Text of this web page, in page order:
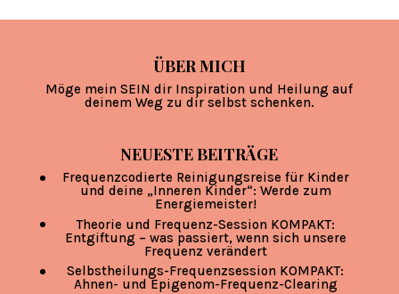
ÜBER MICH
Möge mein SEIN dir Inspiration und Heilung auf
deinem Weg zu dir selbst schenken.
NEUESTE BEITRÄGE
Frequenzcodierte Reinigungsreise für Kinder
und deine „Inneren Kinder“: Werde zum
Energiemeister!
Theorie und Frequenz-Session KOMPAKT:
Entgiftung – was passiert, wenn sich unsere
Frequenz verändert
Selbstheilungs-Frequenzsession KOMPAKT:
Ahnen- und Epigenom-Frequenz-Clearing